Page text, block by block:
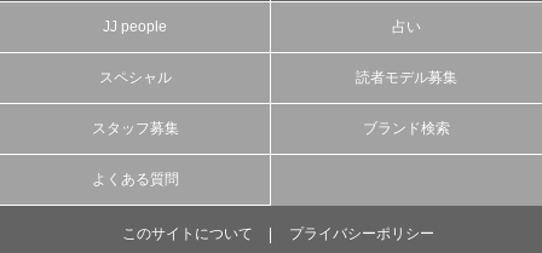
JJ people 占い
スペシャル 読者モデル募集
スタッフ募集 ブランド検索
よくある質問
このサイトについて
プライバシーポリシー